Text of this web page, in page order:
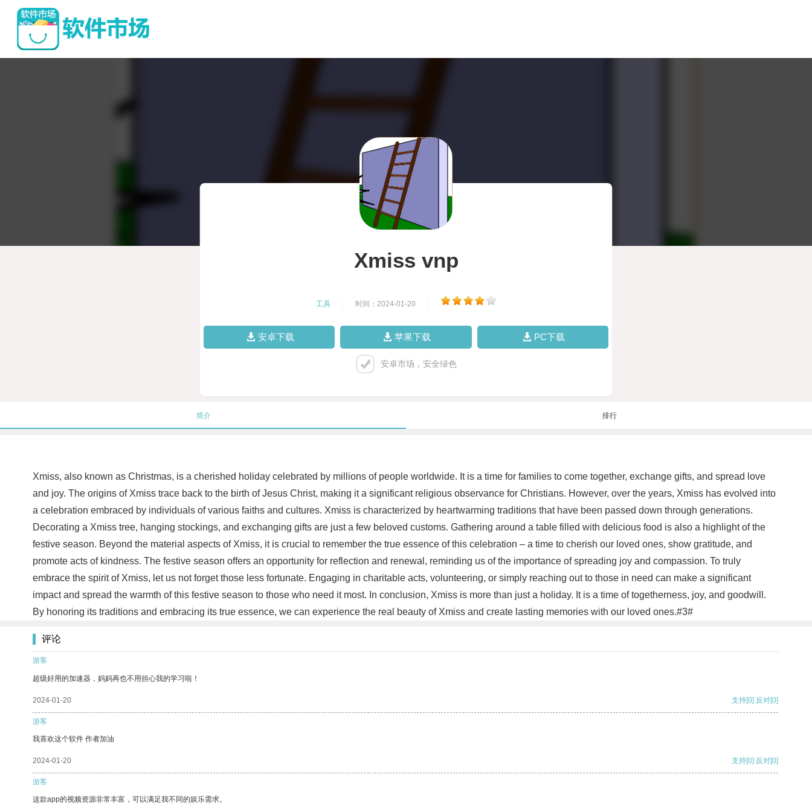
Xmiss vnp
工具 时间：2024-01-20
安卓下载 苹果下载 PC下载
安卓市场，安全绿色
简介 排行
Xmiss, also known as Christmas, is a cherished holiday celebrated by millions of people worldwide. It is a time for families to come together, exchange gifts, and spread love
and joy. The origins of Xmiss trace back to the birth of Jesus Christ, making it a significant religious observance for Christians. However, over the years, Xmiss has evolved into
a celebration embraced by individuals of various faiths and cultures. Xmiss is characterized by heartwarming traditions that have been passed down through generations.
Decorating a Xmiss tree, hanging stockings, and exchanging gifts are just a few beloved customs. Gathering around a table filled with delicious food is also a highlight of the
festive season. Beyond the material aspects of Xmiss, it is crucial to remember the true essence of this celebration – a time to cherish our loved ones, show gratitude, and
promote acts of kindness. The festive season offers an opportunity for reflection and renewal, reminding us of the importance of spreading joy and compassion. To truly
embrace the spirit of Xmiss, let us not forget those less fortunate. Engaging in charitable acts, volunteering, or simply reaching out to those in need can make a significant
impact and spread the warmth of this festive season to those who need it most. In conclusion, Xmiss is more than just a holiday. It is a time of togetherness, joy, and goodwill.
By honoring its traditions and embracing its true essence, we can experience the real beauty of Xmiss and create lasting memories with our loved ones.#3#
评论
游客
超级好用的加速器，妈妈再也不用担心我的学习啦！
2024-01-20 支持[0] 反对[0]
游客
我喜欢这个软件 作者加油
2024-01-20 支持[0] 反对[0]
游客
这款app的视频资源非常丰富，可以满足我不同的娱乐需求。